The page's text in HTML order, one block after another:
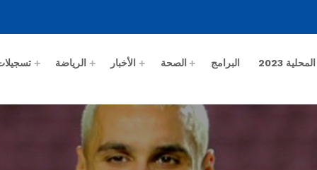
2023 البرامج الصحة الأخبار الرياضة